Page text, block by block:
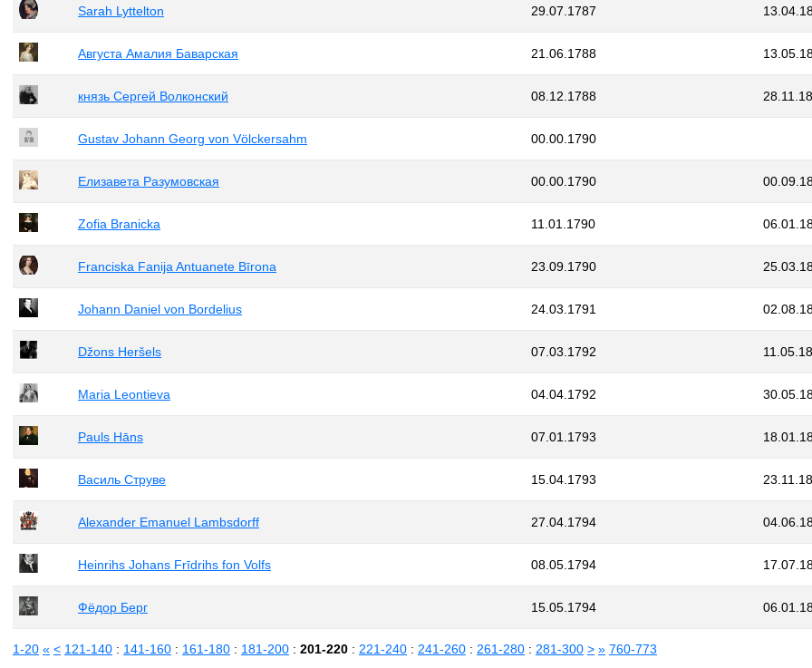
Sarah Lyttelton 29.07.1787
Августа Амалия Баварская 21.06.1788
князь Сергей Волконский 08.12.1788
Gustav Johann Georg von Völckersahm 00.00.1790
Елизавета Разумовская 00.00.1790
Zofia Branicka 11.01.1790
Franciska Fanija Antuanete Bīrona 23.09.1790
Johann Daniel von Bordelius 24.03.1791
Džons Heršels 07.03.1792
Maria Leontieva 04.04.1792
Pauls Hāns 07.01.1793
Василь Струве 15.04.1793
Alexander Emanuel Lambsdorff 27.04.1794
Heinrihs Johans Frīdrihs fon Volfs 08.05.1794
Фёдор Берг 15.05.1794
1-20 « < 121-140 : 141-160 : 161-180 : 181-200 : 201-220 : 221-240 : 241-260 : 261-280 : 281-300 > » 760-773